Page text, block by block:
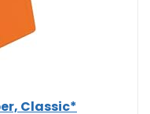
Classic*